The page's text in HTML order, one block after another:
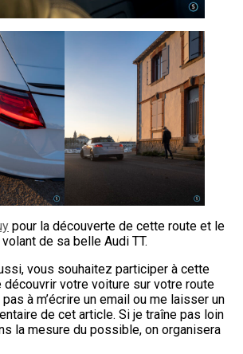
pour la découverte de cette route et le
de sa belle Audi TT.
vous souhaitez participer à cette
découvrir votre voiture sur votre route
à m’écrire un email ou me laisser un
de cet article. Si je traîne pas loin
la mesure du possible, on organisera